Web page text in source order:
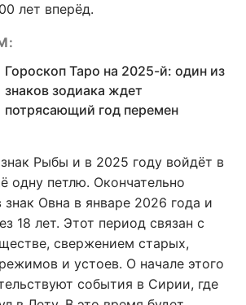
лет вперёд.
Гороскоп Таро на 2025-й: один из
знаков зодиака ждет
потрясающий год перемен
Рыбы и в 2025 году войдёт в
одну петлю. Окончательно
знак Овна в январе 2026 года и
18 лет. Этот период связан с
свержением старых,
и устоев. О начале этого
события в Сирии, где